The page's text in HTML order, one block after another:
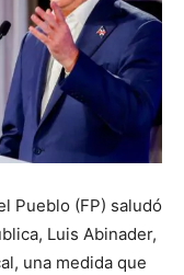
Pueblo (FP) saludó
Luis Abinader,
una medida que